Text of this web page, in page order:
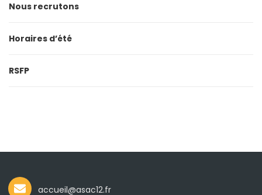
Nous recrutons
Horaires d’été
RSFP
accueil@asac12.fr